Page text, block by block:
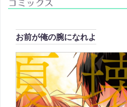
お前が俺の腕になれよ